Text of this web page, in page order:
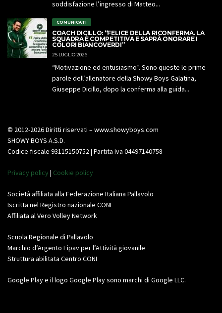
soddisfazione l’ingresso di Matteo...
COMUNICATI
COACH DICILLO: “FELICE DELLA RICONFERMA. LA
SQUADRA È COMPETITIVA E SAPRÀ ONORARE I
COLORI BIANCOVERDI”
25 LUGLIO 2026
“Motivazione ed entusiasmo”. Sono queste le prime
parole dell’allenatore della Showy Boys Galatina,
Giuseppe Dicillo, dopo la conferma alla guida...
© 2012-2026 Diritti riservati – www.showyboys.com
SHOWY BOYS A.S.D.
Codice fiscale 93115150752 | Partita Iva 04497140758
Privacy policy | Cookie policy
Società affiliata alla Federazione Italiana Pallavolo
Iscritta nel Registro nazionale CONI
Affiliata al Vero Volley Network
Scuola Regionale di Pallavolo
Marchio d’Argento Fipav per l’Attività giovanile
Struttura abilitata Centro CONI
Google Play e il logo Google Play sono marchi di Google LLC.